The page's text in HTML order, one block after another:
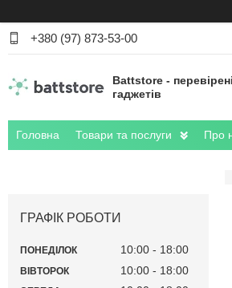
+380 (97) 873-53-00
Battstore -
гаджетів
Головна Товари та послуги Про
ГРАФІК РОБОТИ
ПОНЕДІЛОК 10:00 18:00
ВІВТОРОК 10:00 18:00